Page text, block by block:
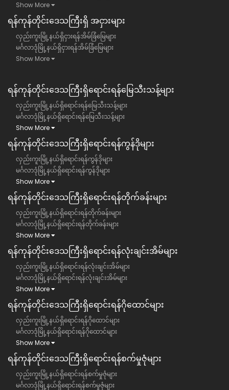
Show More
ရန်​ကုန်တိုင်းဒေသကြီး​ရှိ အငှားများ
လှည်းကူးမြို့နယ်ရှိငှားရန်အိမ်ခြံမြေများ
မင်္ဂလာဒုံမြို့နယ်ရှိငှားရန်အိမ်ခြံမြေများ
Show More
ရန်ကုန်တိုင်းဒေသကြီး​ရှိရောင်းရန်မြေသီးသန့်များ
လှည်းကူးမြို့နယ်ရှိရောင်းရန်မြေသီးသန့်များ
မင်္ဂလာဒုံမြို့နယ်ရှိရောင်းရန်မြေသီးသန့်များ
Show More
ရန်ကုန်တိုင်းဒေသကြီး​ရှိရောင်းရန်ကွန်ဒိုများ
လှည်းကူးမြို့နယ်ရှိရောင်းရန်ကွန်ဒိုများ
မင်္ဂလာဒုံမြို့နယ်ရှိရောင်းရန်ကွန်ဒိုများ
Show More
ရန်ကုန်တိုင်းဒေသကြီး​ရှိရောင်းရန်တိုက်ခန်းများ
လှည်းကူးမြို့နယ်ရှိရောင်းရန်တိုက်ခန်းများ
မင်္ဂလာဒုံမြို့နယ်ရှိရောင်းရန်တိုက်ခန်းများ
Show More
ရန်ကုန်တိုင်းဒေသကြီး​ရှိရောင်းရန်လုံးချင်းအိမ်များ
လှည်းကူးမြို့နယ်ရှိရောင်းရန်လုံးချင်းအိမ်များ
မင်္ဂလာဒုံမြို့နယ်ရှိရောင်းရန်လုံးချင်းအိမ်များ
Show More
ရန်ကုန်တိုင်းဒေသကြီး​ရှိရောင်းရန်ဂိုထောင်များ
လှည်းကူးမြို့နယ်ရှိရောင်းရန်ဂိုထောင်များ
မင်္ဂလာဒုံမြို့နယ်ရှိရောင်းရန်ဂိုထောင်များ
Show More
ရန်ကုန်တိုင်းဒေသကြီး​ရှိရောင်းရန်စက်မှုဇုံများ
လှည်းကူးမြို့နယ်ရှိရောင်းရန်စက်မှုဇုံများ
မင်္ဂလာဒုံမြို့နယ်ရှိရောင်းရန်စက်မှုဇုံများ